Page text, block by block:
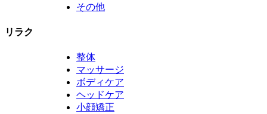
その他
リラク
整体
マッサージ
ボディケア
ヘッドケア
小顔矯正